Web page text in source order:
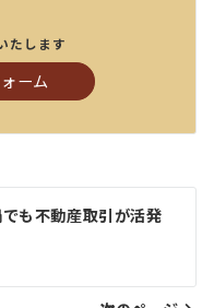
たします
ーム
も不動産取引が活発